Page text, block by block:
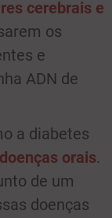
cerebrais e
os
e
ADN de
a diabetes
orais.
de um
doenças